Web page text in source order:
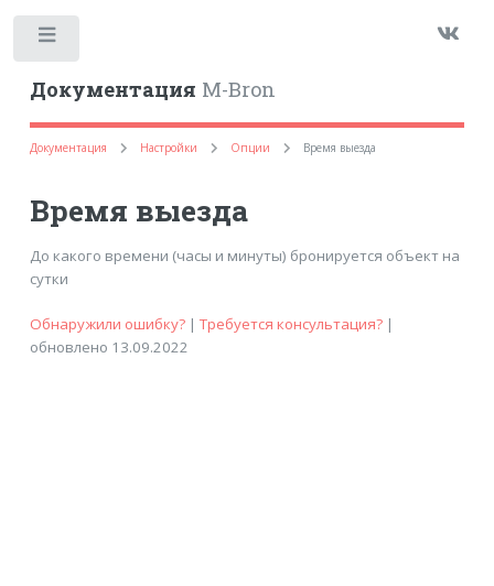
Документация M-Bron
Документация Настройки Опции Время выезда
Время выезда
До какого времени (часы и минуты) бронируется объект на
сутки
Обнаружили ошибку?| Требуется консультация?|
обновлено 13.09.2022